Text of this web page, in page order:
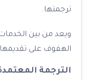
ترجمتها.
ويعد من بين
الهفوف على
الترجمة